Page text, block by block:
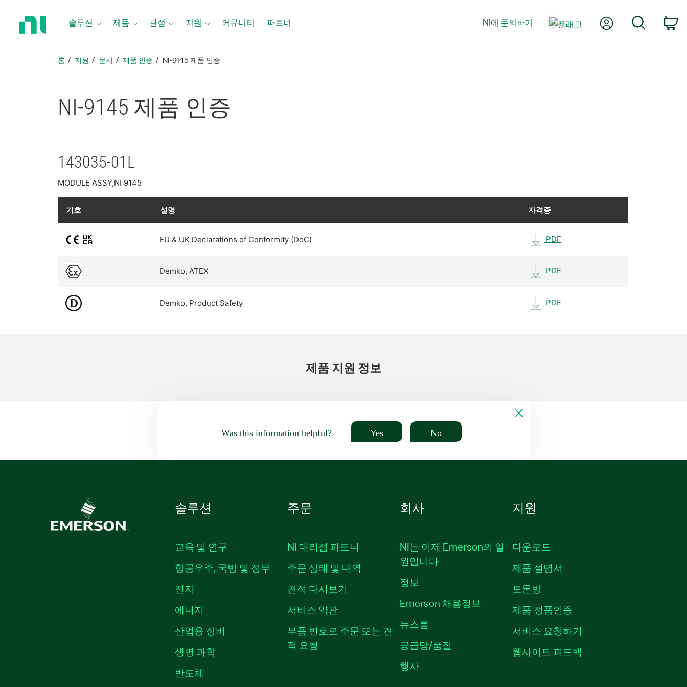
솔루션 제품 관점 지원 커뮤니티 파트너 NI에 문의하기 내 계정
홈 지원 문서 제품 인증 NI-9145 제품 인증
NI-9145 제품 인증
143035-01L
MODULE ASSY,NI 9145
기호 설명 자격증
EU & UK Declarations of Conformity (DoC) PDF
Demko, ATEX PDF
Demko, Product Safety PDF
제품 지원 정보
Was this information helpful? Yes No
솔루션
교육 및 연구
항공우주, 국방 및 정부
전자
에너지
산업용 장비
생명 과학
반도체
주문
NI 대리점 파트너
주문 상태 및 내역
견적 다시보기
서비스 약관
부품 번호로 주문 또는 견
적 요청
회사
NI는 이제 Emerson의 일
원입니다
정보
Emerson 채용정보
뉴스룸
공급망/품질
행사
지원
다운로드
제품 설명서
토론방
제품 정품인증
서비스 요청하기
웹사이트 피드백